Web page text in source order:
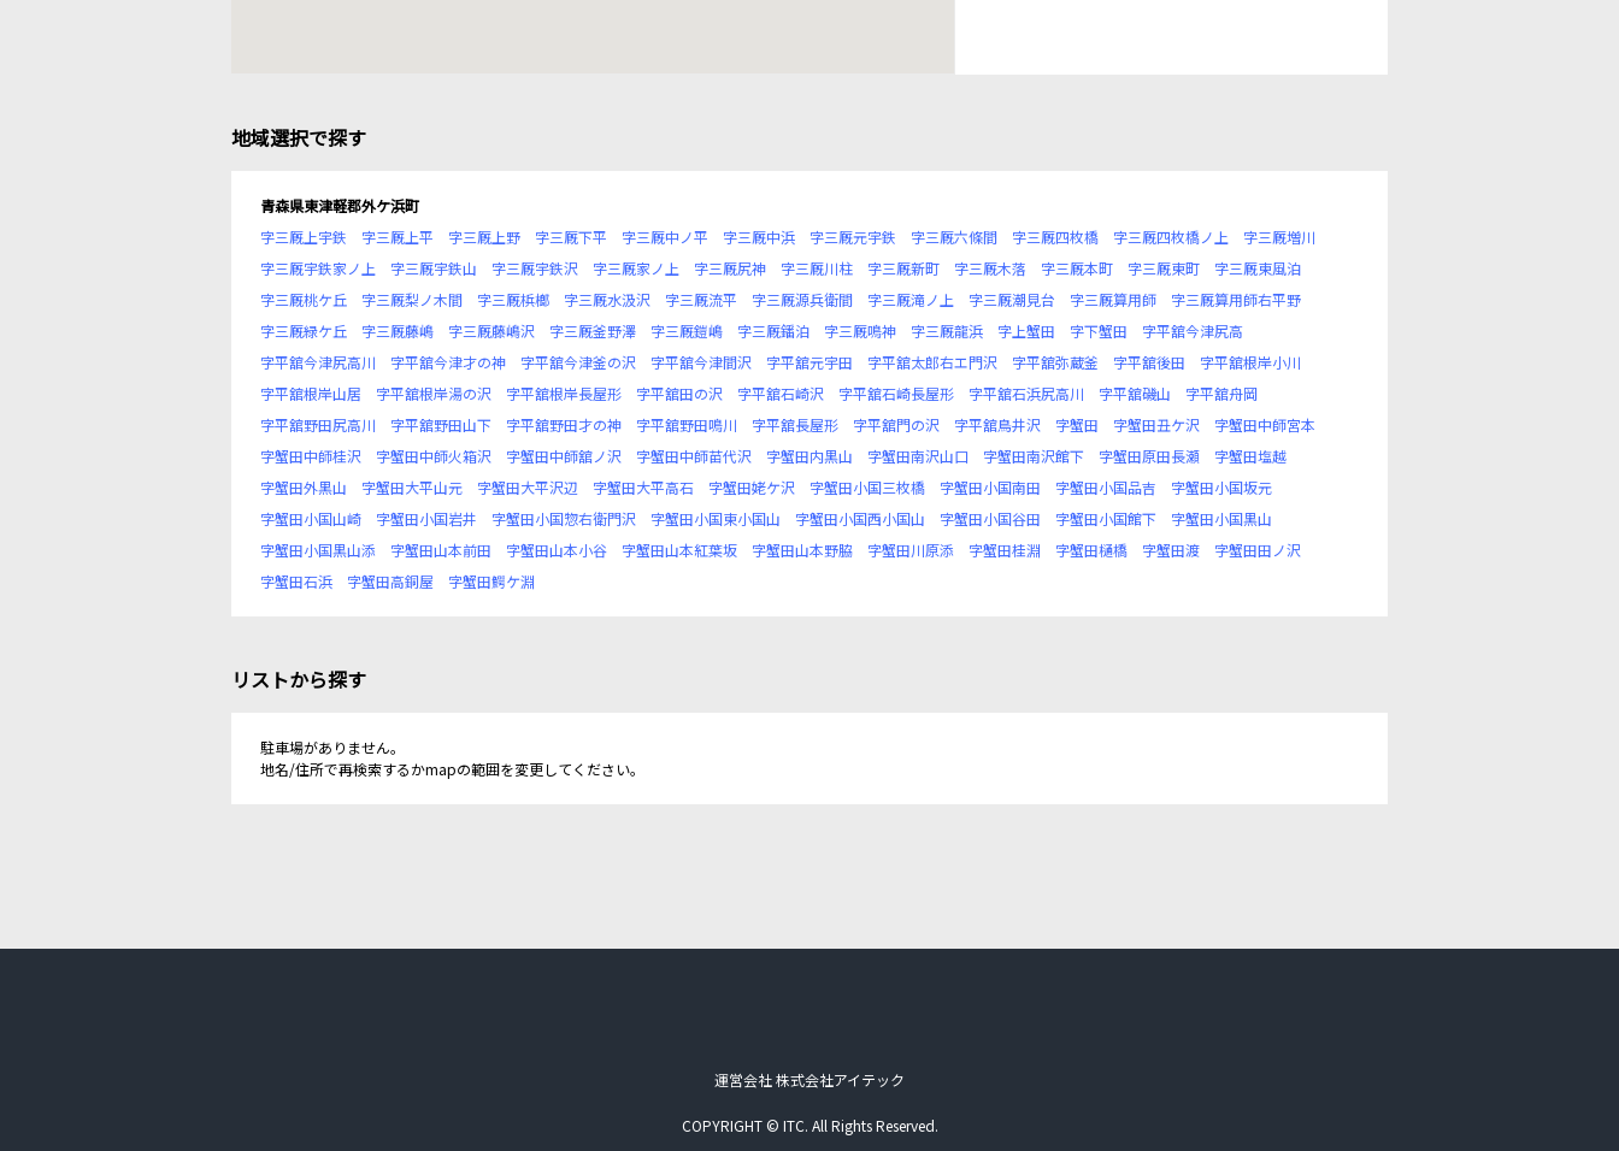
地域選択で探す
青森県東津軽郡外ケ浜町
字三厩上宇鉄
字三厩上平 字三厩上野 字三厩下平 字三厩中ノ平 字三厩中浜 字三厩元宇鉄 字三厩六條間 字三厩四枚橋 字三厩四枚橋ノ上
字三厩増川
字三厩宇鉄家ノ上
字三厩宇鉄山 字三厩宇鉄沢 字三厩家ノ上 字三厩尻神 字三厩川柱 字三厩新町 字三厩木落 字三厩本町 字三厩東町
字三厩東風泊
字三厩桃ケ丘
字三厩梨ノ木間 字三厩梹榔 字三厩水汲沢 字三厩流平 字三厩源兵衛間 字三厩滝ノ上 字三厩潮見台 字三厩算用師
字三厩算用師右平野
字三厩緑ケ丘
字三厩藤嶋 字三厩藤嶋沢 字三厩釜野澤 字三厩鎧嶋 字三厩鐇泊 字三厩鳴神 字三厩龍浜 字上蟹田 字下蟹田
字平舘今津尻高
字平舘今津尻高川
字平舘今津才の神 字平舘今津釜の沢 字平舘今津間沢 字平舘元宇田 字平舘太郎右エ門沢 字平舘弥蔵釜 字平舘後田
字平舘根岸小川
字平舘根岸山居
字平舘根岸湯の沢 字平舘根岸長屋形 字平舘田の沢 字平舘石崎沢 字平舘石崎長屋形 字平舘石浜尻高川 字平舘磯山
字平舘舟岡
字平舘野田尻高川
字平舘野田山下 字平舘野田才の神 字平舘野田鳴川 字平舘長屋形 字平舘門の沢 字平舘鳥井沢 字蟹田 字蟹田丑ケ沢
字蟹田中師宮本
字蟹田中師桂沢
字蟹田中師火箱沢 字蟹田中師舘ノ沢 字蟹田中師苗代沢 字蟹田内黒山 字蟹田南沢山口 字蟹田南沢館下 字蟹田原田長瀬
字蟹田塩越
字蟹田外黒山
字蟹田大平山元 字蟹田大平沢辺 字蟹田大平高石 字蟹田姥ケ沢 字蟹田小国三枚橋 字蟹田小国南田 字蟹田小国品吉
字蟹田小国坂元
字蟹田小国山崎
字蟹田小国岩井 字蟹田小国惣右衛門沢 字蟹田小国東小国山 字蟹田小国西小国山 字蟹田小国谷田 字蟹田小国館下
字蟹田小国黒山
字蟹田小国黒山添
字蟹田山本前田 字蟹田山本小谷 字蟹田山本紅葉坂 字蟹田山本野脇 字蟹田川原添 字蟹田桂淵 字蟹田樋橋 字蟹田渡
字蟹田田ノ沢
字蟹田石浜
字蟹田高銅屋 字蟹田鰐ケ淵
リストから探す
駐車場がありません。
地名/住所で再検索するかmapの範囲を変更してください。
運営会社 株式会社アイテック
COPYRIGHT © ITC. All Rights Reserved.